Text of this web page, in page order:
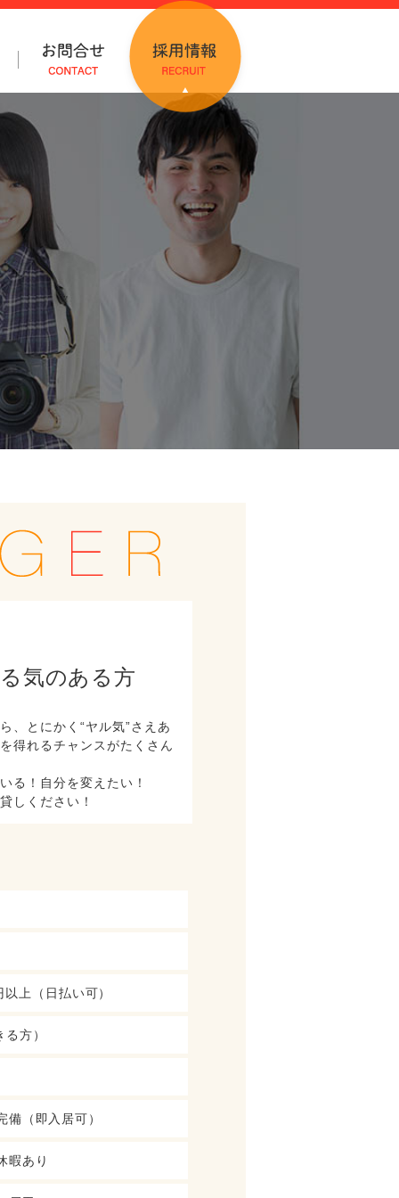
気のある方
、とにかく“ヤル気”さえあ
得れるチャンスがたくさん
る！自分を変えたい！
しください！
上（日払い可）
方）
（即入居可）
暇あり